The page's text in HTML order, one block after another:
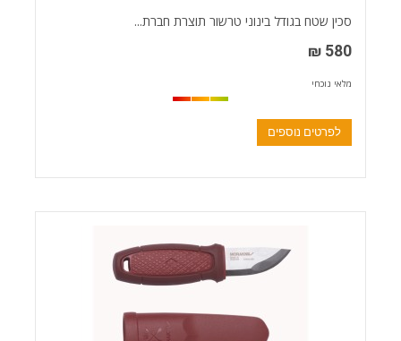
סכין שטח בגודל בינוני טרשור תוצרת חברת...
580 ₪
מלאי נוכחי
לפרטים נוספים